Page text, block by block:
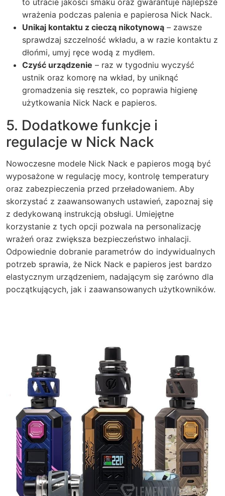
wrażenia podczas palenia e papierosa Nick Nack.
Unikaj kontaktu z cieczą nikotynową – zawsze
sprawdzaj szczelność wkładu, a w razie kontaktu z
dłońmi, umyj ręce wodą z mydłem.
Czyść urządzenie – raz w tygodniu wyczyść
ustnik oraz komorę na wkład, by uniknąć
gromadzenia się resztek, co poprawia higienę
użytkowania Nick Nack e papieros.
5. Dodatkowe funkcje i
regulacje w Nick Nack
Nowoczesne modele Nick Nack e papieros mogą być
wyposażone w regulację mocy, kontrolę temperatury
oraz zabezpieczenia przed przeładowaniem. Aby
skorzystać z zaawansowanych ustawień, zapoznaj się
z dedykowaną instrukcją obsługi. Umiejętne
korzystanie z tych opcji pozwala na personalizację
wrażeń oraz zwiększa bezpieczeństwo inhalacji.
Odpowiednie dobranie parametrów do indywidualnych
potrzeb sprawia, że Nick Nack e papieros jest bardzo
elastycznym urządzeniem, nadającym się zarówno dla
początkujących, jak i zaawansowanych użytkowników.